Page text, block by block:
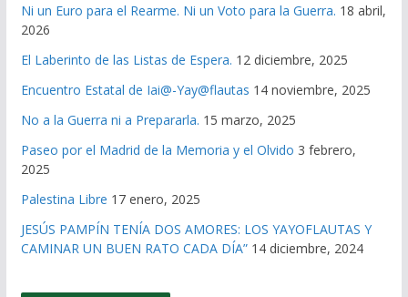
Ni un Euro para el Rearme. Ni un Voto para la Guerra. 18 abril,
2026
El Laberinto de las Listas de Espera. 12 diciembre, 2025
Encuentro Estatal de Iai@-Yay@flautas 14 noviembre, 2025
No a la Guerra ni a Prepararla. 15 marzo, 2025
Paseo por el Madrid de la Memoria y el Olvido 3 febrero,
2025
Palestina Libre 17 enero, 2025
JESÚS PAMPÍN TENÍA DOS AMORES: LOS YAYOFLAUTAS Y
CAMINAR UN BUEN RATO CADA DÍA” 14 diciembre, 2024